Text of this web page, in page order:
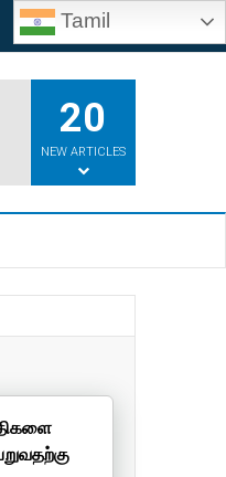
Tamil
20
NEW ARTICLES